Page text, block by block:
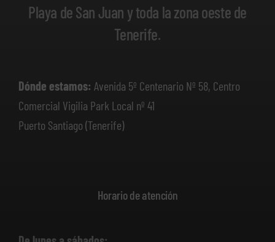
Playa de San Juan y toda la zona oeste de
Tenerife.
Dónde estamos: Avenida 5º Centenario Nº 58, Centro
Comercial Vigilia Park Local nº 41
Puerto Santiago (Tenerife)
Horario de atención